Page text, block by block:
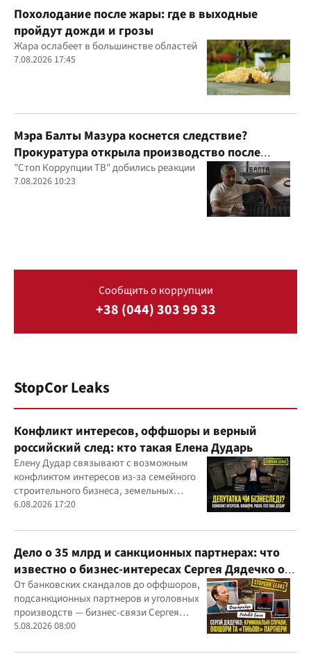
Похолодание после жары: где в выходные
пройдут дожди и грозы
Жара ослабеет в большинстве областей
7.08.2026 17:45
Мэра Балты Мазура коснется следствие?
Прокуратура открыла производство после
расследования "Стоп Коррупции ТВ"
"Стоп Коррупции ТВ" добились реакции
7.08.2026 10:23
Сообщить о коррупции
+38 (044) 303 99 33
StopCor Leaks
Конфликт интересов, оффшоры и верный
российский след: кто такая Елена Дударь
Елену Дудар связывают с возможным
конфликтом интересов из-за семейного
строительного бизнеса, земельных
скандалов, судебных дел
6.08.2026 17:20
Дело о 35 млрд и санкционных партнерах: что
известно о бизнес-интересах Сергея Дядечко от
"Родовид Банка" до "ФАРМАСЕЛ"
От банковских скандалов до оффшоров,
подсанкционных партнеров и уголовных
производств — бизнес-связи Сергея
Дядечко до сих пор простираются через
юрисдикций
5.08.2026 08:00